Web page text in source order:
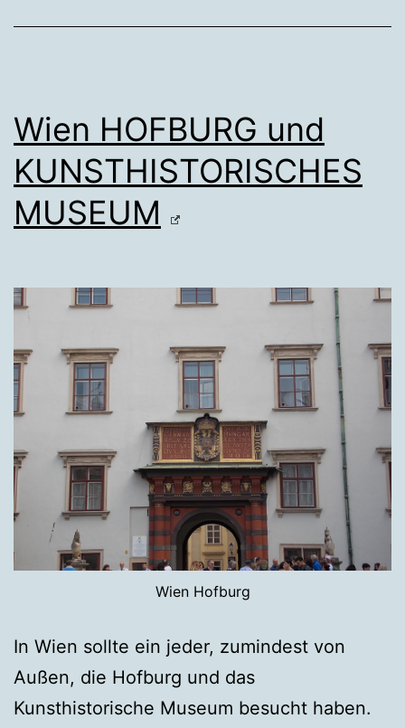
Wien HOFBURG und
KUNSTHISTORISCHES
MUSEUM
Wien Hofburg
In Wien sollte ein jeder, zumindest von
Außen, die Hofburg und das
Kunsthistorische Museum besucht haben.